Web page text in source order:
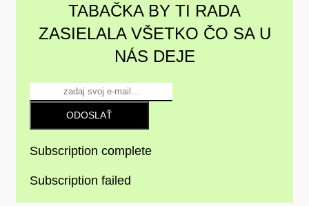
TABAČKA BY TI RADA
ZASIELALA VŠETKO ČO SA U
NÁS DEJE
ODOSLAŤ
Subscription complete
Subscription failed